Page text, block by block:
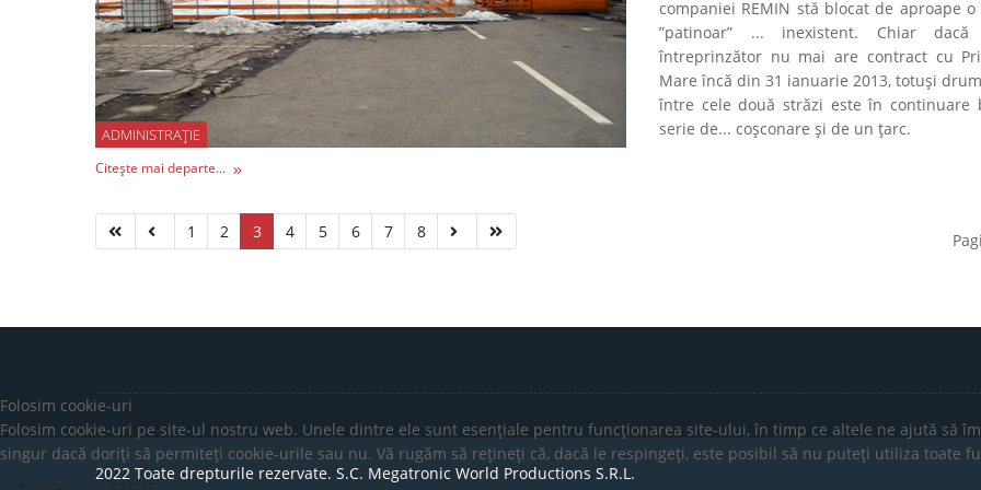
ADMINISTRAȚIE
companiei REMIN stă blocat de aproape
”patinoar” ... inexistent. Chiar
întreprinzător nu mai are contract cu
Mare încă din 31 ianuarie 2013, totuși
între cele două străzi este în continuare
serie de... coșconare și de un țarc.
Citește mai departe...
1 2 3 4 5 6 7 8
2022 Toate drepturile rezervate. S.C. Megatronic World Productions S.R.L.
Folosim cookie-uri
Folosim cookie-uri pe site-ul nostru web. Unele dintre ele sunt esențiale pentru funcționarea site-ului, în timp ce altele ne ajută să
singur dacă doriți să permiteți cookie-urile sau nu. Vă rugăm să rețineți că, dacă le respingeți, este posibil să nu puteți utiliza toate